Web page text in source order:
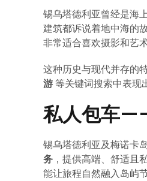
锡乌塔德利亚曾经是海
建筑都诉说着地中海的
非常适合喜欢摄影和艺
这种历史与现代并存的
游 等关键词搜索中表现
私人包车
锡乌塔德利亚及梅诺卡
务 ，提供高端、舒适
能让旅程自然融入岛屿节